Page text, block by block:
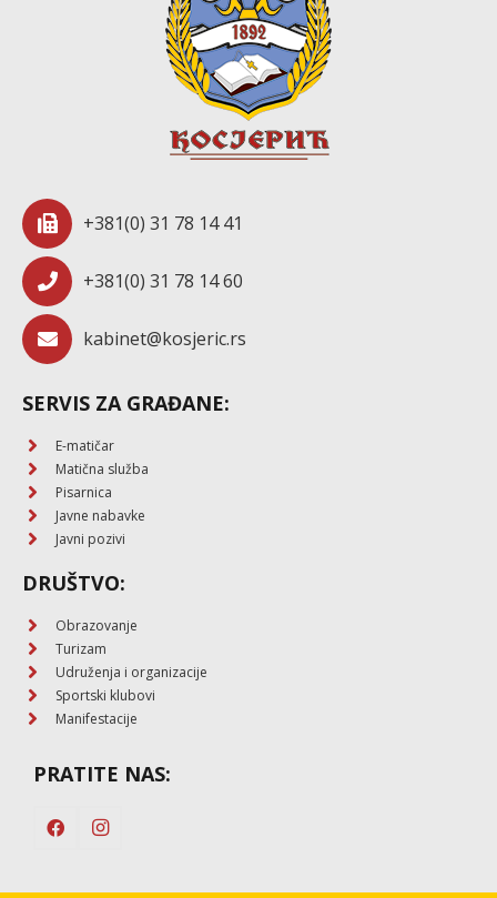
+381(0) 31 78 14 41
+381(0) 31 78 14 60
kabinet@kosjeric.rs
SERVIS ZA GRAĐANE:
E-matičar
Matična služba
Pisarnica
Javne nabavke
Javni pozivi
DRUŠTVO:
Obrazovanje
Turizam
Udruženja i organizacije
Sportski klubovi
Manifestacije
PRATITE NAS: